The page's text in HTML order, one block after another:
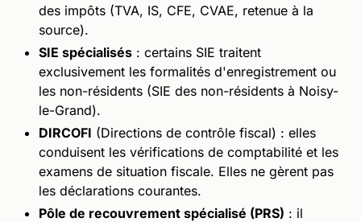
des impôts (TVA, IS, CFE, CVAE, retenue à la
source).
SIE spécialisés : certains SIE traitent
exclusivement les formalités d'enregistrement ou
les non-résidents (SIE des non-résidents à Noisy-
le-Grand).
DIRCOFI (Directions de contrôle fiscal) : elles
conduisent les vérifications de comptabilité et les
examens de situation fiscale. Elles ne gèrent pas
les déclarations courantes.
Pôle de recouvrement spécialisé (PRS) : il